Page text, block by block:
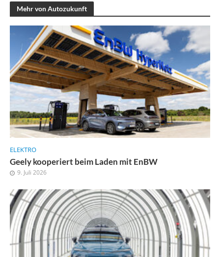
Mehr von Autozukunft
ELEKTRO
Geely kooperiert beim Laden mit EnBW
9. Juli 2026